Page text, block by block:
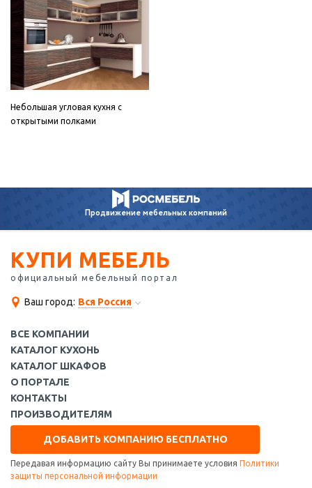
Небольшая угловая кухня с
открытыми полками
Продвижениемебельных компаний
КУПИ МЕБЕЛЬ
официальный мебельный портал
Ваш город: Вся Россия
ВСЕ КОМПАНИИ
КАТАЛОГ КУХОНЬ
КАТАЛОГ ШКАФОВ
О ПОРТАЛЕ
КОНТАКТЫ
ПРОИЗВОДИТЕЛЯМ
ДОБАВИТЬ КОМПАНИЮ БЕСПЛАТНО
Передавая информацию сайту Вы принимаете условия Политики
защиты персональной информации